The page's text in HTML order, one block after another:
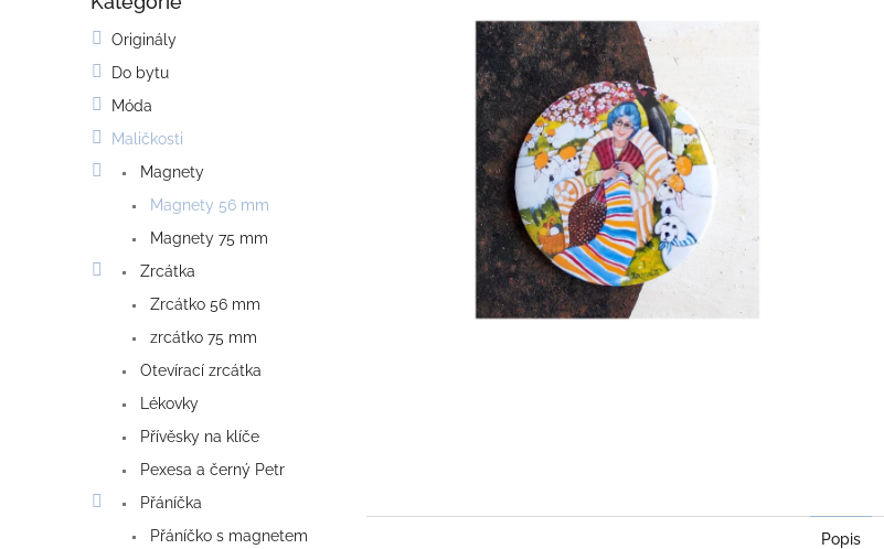
Originály
Do bytu
Móda
Maličkosti
Magnety
Magnety 56 mm
Magnety 75 mm
Zrcátka
Zrcátko 56 mm
zrcátko 75 mm
Otevírací zrcátka
Lékovky
Přívěsky na klíče
Pexesa a černý Petr
Přáníčka
Přáníčko s magnetem
Popis